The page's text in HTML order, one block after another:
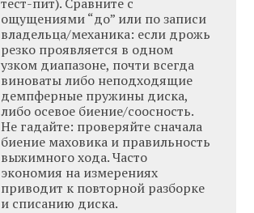
ощущениями “до” или по записи
владельца/механика: если дрожь
резко проявляется в одном
узком диапазоне, почти всегда
виноваты либо неподходящие
демпферные пружины диска,
либо осевое биение/соосность.
Не гадайте: проверяйте сначала
биение маховика и правильность
выжимного хода. Часто
экономия на измерениях
приводит к повторной разборке
и списанию диска.